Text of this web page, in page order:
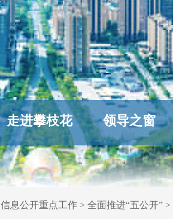
走进攀枝花 领导之窗
信息公开重点工作 > 全面推进“五公开” >